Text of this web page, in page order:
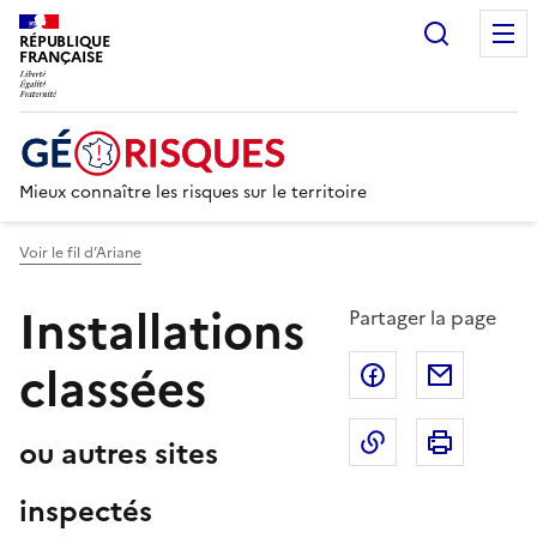
RÉPUBLIQUE
FRANÇAISE
Mieux connaître les risques sur le territoire
Voir le fil d’Ariane
Installations
classées
ou autres sites
inspectés
Partager la page
Partager sur
Copier dans